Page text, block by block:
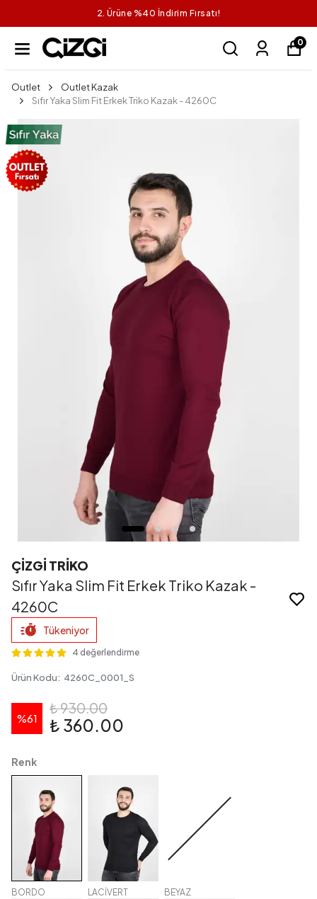
2. Ürüne %40 İndirim Fırsatı!
0
Outlet
Outlet Kazak
Sıfır Yaka Slim Fit Erkek Triko Kazak - 4260C
ÇİZGİ TRİKO
Sıfır Yaka Slim Fit Erkek Triko Kazak -
4260C
Tükeniyor
4 değerlendirme
Ürün Kodu: 4260C_0001_S
%61
₺ 930.00
₺ 360.00
Renk
BORDO LACİVERT BEYAZ